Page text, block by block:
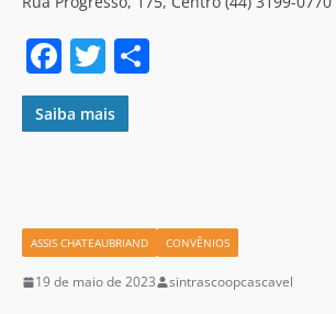
F
a
c
o
o
k
T
w
itt
Saiba mais
ASSIS CHATEAUBRIAND CONVÊNIOS
19 de maio de 2023 sintrascoopcascavel